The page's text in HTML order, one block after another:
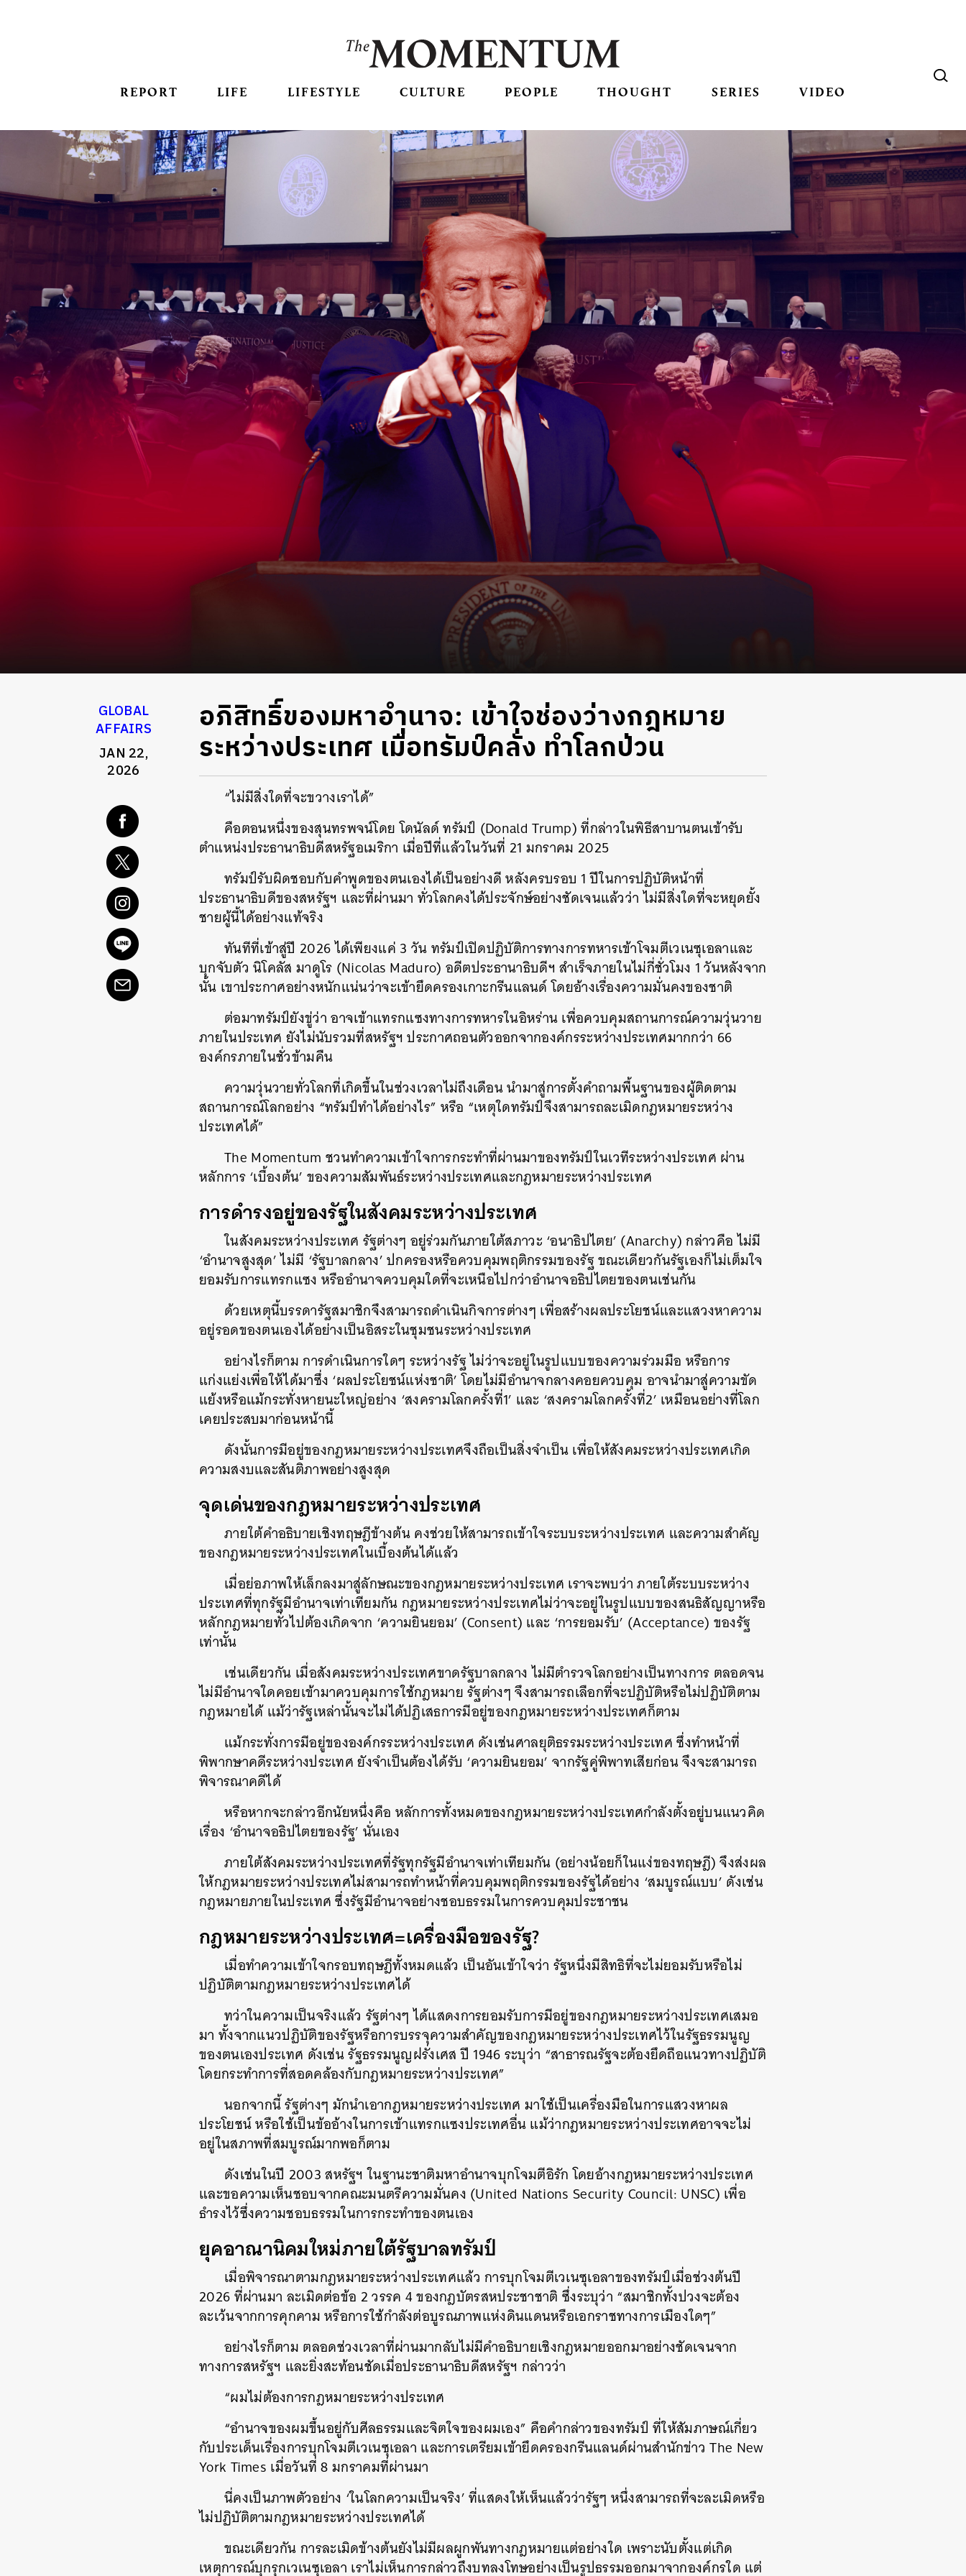
REPORT LIFE LIFESTYLE CULTURE PEOPLE THOUGHT SERIES VIDEO
GLOBAL
AFFAIRS
JAN 22,
2026
อภิสิทธิ์ของมหาอำนาจ: เข้าใจช่องว่างกฎหมาย
ระหว่างประเทศ เมื่อทรัมป์คลั่ง ทำโลกป่วน
“ไม่มีสิ่งใดที่จะขวางเราได้”
คือตอนหนึ่งของสุนทรพจน์โดย โดนัลด์ ทรัมป์ (Donald Trump) ที่กล่าวในพิธีสาบานตนเข้ารับ
ตำแหน่งประธานาธิบดีสหรัฐอเมริกา เมื่อปีที่แล้วในวันที่ 21 มกราคม 2025
ทรัมป์รับผิดชอบกับคำพูดของตนเองได้เป็นอย่างดี หลังครบรอบ 1 ปีในการปฏิบัติหน้าที่
ประธานาธิบดีของสหรัฐฯ และที่ผ่านมา ทั่วโลกคงได้ประจักษ์อย่างชัดเจนแล้วว่า ไม่มีสิ่งใดที่จะหยุดยั้ง
ชายผู้นี้ได้อย่างแท้จริง
ทันทีที่เข้าสู่ปี 2026 ได้เพียงแค่ 3 วัน ทรัมป์เปิดปฏิบัติการทางการทหารเข้าโจมตีเวเนซุเอลาและ
บุกจับตัว นิโคลัส มาดูโร (Nicolas Maduro) อดีตประธานาธิบดีฯ สำเร็จภายในไม่กี่ชั่วโมง 1 วันหลังจาก
นั้น เขาประกาศอย่างหนักแน่นว่าจะเข้ายึดครองเกาะกรีนแลนด์ โดยอ้างเรื่องความมั่นคงของชาติ
ต่อมาทรัมป์ยังขู่ว่า อาจเข้าแทรกแซงทางการทหารในอิหร่าน เพื่อควบคุมสถานการณ์ความวุ่นวาย
ภายในประเทศ ยังไม่นับรวมที่สหรัฐฯ ประกาศถอนตัวออกจากองค์กรระหว่างประเทศมากกว่า 66
องค์กรภายในชั่วข้ามคืน
ความวุ่นวายทั่วโลกที่เกิดขึ้นในช่วงเวลาไม่ถึงเดือน นำมาสู่การตั้งคำถามพื้นฐานของผู้ติดตาม
สถานการณ์โลกอย่าง “ทรัมป์ทำได้อย่างไร” หรือ “เหตุใดทรัมป์จึงสามารถละเมิดกฎหมายระหว่าง
ประเทศได้”
The Momentum ชวนทำความเข้าใจการกระทำที่ผ่านมาของทรัมป์ในเวทีระหว่างประเทศ ผ่าน
หลักการ ‘เบื้องต้น’ ของความสัมพันธ์ระหว่างประเทศและกฎหมายระหว่างประเทศ
การดำรงอยู่ของรัฐในสังคมระหว่างประเทศ
ในสังคมระหว่างประเทศ รัฐต่างๆ อยู่ร่วมกันภายใต้สภาวะ ‘อนาธิปไตย’ (Anarchy) กล่าวคือ ไม่มี
‘อำนาจสูงสุด’ ไม่มี ‘รัฐบาลกลาง’ ปกครองหรือควบคุมพฤติกรรมของรัฐ ขณะเดียวกันรัฐเองก็ไม่เต็มใจ
ยอมรับการแทรกแซง หรืออำนาจควบคุมใดที่จะเหนือไปกว่าอำนาจอธิปไตยของตนเช่นกัน
ด้วยเหตุนี้บรรดารัฐสมาชิกจึงสามารถดำเนินกิจการต่างๆ เพื่อสร้างผลประโยชน์และแสวงหาความ
อยู่รอดของตนเองได้อย่างเป็นอิสระในชุมชนระหว่างประเทศ
อย่างไรก็ตาม การดำเนินการใดๆ ระหว่างรัฐ ไม่ว่าจะอยู่ในรูปแบบของความร่วมมือ หรือการ
แก่งแย่งเพื่อให้ได้มาซึ่ง ‘ผลประโยชน์แห่งชาติ’ โดยไม่มีอำนาจกลางคอยควบคุม อาจนำมาสู่ความขัด
แย้งหรือแม้กระทั่งหายนะใหญ่อย่าง ‘สงครามโลกครั้งที่1’ และ ‘สงครามโลกครั้งที่2’ เหมือนอย่างที่โลก
เคยประสบมาก่อนหน้านี้
ดังนั้นการมีอยู่ของกฎหมายระหว่างประเทศจึงถือเป็นสิ่งจำเป็น เพื่อให้สังคมระหว่างประเทศเกิด
ความสงบและสันติภาพอย่างสูงสุด
จุดเด่นของกฎหมายระหว่างประเทศ
ภายใต้คำอธิบายเชิงทฤษฎีข้างต้น คงช่วยให้สามารถเข้าใจระบบระหว่างประเทศ และความสำคัญ
ของกฎหมายระหว่างประเทศในเบื้องต้นได้แล้ว
เมื่อย่อภาพให้เล็กลงมาสู่ลักษณะของกฎหมายระหว่างประเทศ เราจะพบว่า ภายใต้ระบบระหว่าง
ประเทศที่ทุกรัฐมีอำนาจเท่าเทียมกัน กฎหมายระหว่างประเทศไม่ว่าจะอยู่ในรูปแบบของสนธิสัญญาหรือ
หลักกฎหมายทั่วไปต้องเกิดจาก ‘ความยินยอม’ (Consent) และ ‘การยอมรับ’ (Acceptance) ของรัฐ
เท่านั้น
เช่นเดียวกัน เมื่อสังคมระหว่างประเทศขาดรัฐบาลกลาง ไม่มีตำรวจโลกอย่างเป็นทางการ ตลอดจน
ไม่มีอำนาจใดคอยเข้ามาควบคุมการใช้กฎหมาย รัฐต่างๆ จึงสามารถเลือกที่จะปฏิบัติหรือไม่ปฏิบัติตาม
กฎหมายได้ แม้ว่ารัฐเหล่านั้นจะไม่ได้ปฏิเสธการมีอยู่ของกฎหมายระหว่างประเทศก็ตาม
แม้กระทั่งการมีอยู่ขององค์กรระหว่างประเทศ ดังเช่นศาลยุติธรรมระหว่างประเทศ ซึ่งทำหน้าที่
พิพากษาคดีระหว่างประเทศ ยังจำเป็นต้องได้รับ ‘ความยินยอม’ จากรัฐคู่พิพาทเสียก่อน จึงจะสามารถ
พิจารณาคดีได้
หรือหากจะกล่าวอีกนัยหนึ่งคือ หลักการทั้งหมดของกฎหมายระหว่างประเทศกำลังตั้งอยู่บนแนวคิด
เรื่อง ‘อำนาจอธิปไตยของรัฐ’ นั่นเอง
ภายใต้สังคมระหว่างประเทศที่รัฐทุกรัฐมีอำนาจเท่าเทียมกัน (อย่างน้อยก็ในแง่ของทฤษฎี) จึงส่งผล
ให้กฎหมายระหว่างประเทศไม่สามารถทำหน้าที่ควบคุมพฤติกรรมของรัฐได้อย่าง ‘สมบูรณ์แบบ’ ดังเช่น
กฎหมายภายในประเทศ ซึ่งรัฐมีอำนาจอย่างชอบธรรมในการควบคุมประชาชน
กฎหมายระหว่างประเทศ=เครื่องมือของรัฐ?
เมื่อทำความเข้าใจกรอบทฤษฎีทั้งหมดแล้ว เป็นอันเข้าใจว่า รัฐหนึ่งมีสิทธิที่จะไม่ยอมรับหรือไม่
ปฏิบัติตามกฎหมายระหว่างประเทศได้
ทว่าในความเป็นจริงแล้ว รัฐต่างๆ ได้แสดงการยอมรับการมีอยู่ของกฎหมายระหว่างประเทศเสมอ
มา ทั้งจากแนวปฏิบัติของรัฐหรือการบรรจุความสำคัญของกฎหมายระหว่างประเทศไว้ในรัฐธรรมนูญ
ของตนเองประเทศ ดังเช่น รัฐธรรมนูญฝรั่งเศส ปี 1946 ระบุว่า “สาธารณรัฐจะต้องยึดถือแนวทางปฏิบัติ
โดยกระทำการที่สอดคล้องกับกฎหมายระหว่างประเทศ”
นอกจากนี้ รัฐต่างๆ มักนำเอากฎหมายระหว่างประเทศ มาใช้เป็นเครื่องมือในการแสวงหาผล
ประโยชน์ หรือใช้เป็นข้ออ้างในการเข้าแทรกแซงประเทศอื่น แม้ว่ากฎหมายระหว่างประเทศอาจจะไม่
อยู่ในสภาพที่สมบูรณ์มากพอก็ตาม
ดังเช่นในปี 2003 สหรัฐฯ ในฐานะชาติมหาอำนาจบุกโจมตีอิรัก โดยอ้างกฎหมายระหว่างประเทศ
และขอความเห็นชอบจากคณะมนตรีความมั่นคง (United Nations Security Council: UNSC) เพื่อ
ธำรงไว้ซึ่งความชอบธรรมในการกระทำของตนเอง
ยุคอาณานิคมใหม่ภายใต้รัฐบาลทรัมป์
เมื่อพิจารณาตามกฎหมายระหว่างประเทศแล้ว การบุกโจมตีเวเนซุเอลาของทรัมป์เมื่อช่วงต้นปี
2026 ที่ผ่านมา ละเมิดต่อข้อ 2 วรรค 4 ของกฎบัตรสหประชาชาติ ซึ่งระบุว่า “สมาชิกทั้งปวงจะต้อง
ละเว้นจากการคุกคาม หรือการใช้กำลังต่อบูรณภาพแห่งดินแดนหรือเอกราชทางการเมืองใดๆ”
อย่างไรก็ตาม ตลอดช่วงเวลาที่ผ่านมากลับไม่มีคำอธิบายเชิงกฎหมายออกมาอย่างชัดเจนจาก
ทางการสหรัฐฯ และยิ่งสะท้อนชัดเมื่อประธานาธิบดีสหรัฐฯ กล่าวว่า
“ผมไม่ต้องการกฎหมายระหว่างประเทศ
“อำนาจของผมขึ้นอยู่กับศีลธรรมและจิตใจของผมเอง” คือคำกล่าวของทรัมป์ ที่ให้สัมภาษณ์เกี่ยว
กับประเด็นเรื่องการบุกโจมตีเวเนซุเอลา และการเตรียมเข้ายึดครองกรีนแลนด์ผ่านสำนักข่าว The New
York Times เมื่อวันที่ 8 มกราคมที่ผ่านมา
นี่คงเป็นภาพตัวอย่าง ‘ในโลกความเป็นจริง’ ที่แสดงให้เห็นแล้วว่ารัฐๆ หนึ่งสามารถที่จะละเมิดหรือ
ไม่ปฏิบัติตามกฎหมายระหว่างประเทศได้
ขณะเดียวกัน การละเมิดข้างต้นยังไม่มีผลผูกพันทางกฎหมายแต่อย่างใด เพราะนับตั้งแต่เกิด
เหตุการณ์บุกรุกเวเนซุเอลา เราไม่เห็นการกล่าวถึงบทลงโทษอย่างเป็นรูปธรรมออกมาจากองค์กรใด แต่
ค้นหา
SHARE TWEET LINE EMAIL